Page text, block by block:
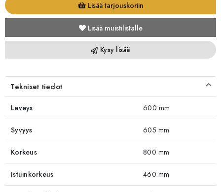
Lisää tarjouskoriin
Lisää muistilistalle
Kysy lisää
Tekniset tiedot
Leveys 600 mm
Syvyys 605 mm
Korkeus 800 mm
Istuinkorkeus 460 mm